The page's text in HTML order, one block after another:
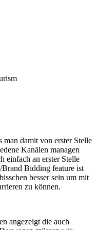
man damit von erster Stelle
Kanälen managen
einfach an erster Stelle
Brand Bidding feature ist
besser sein um mit
zu können.
angezeigt die auch